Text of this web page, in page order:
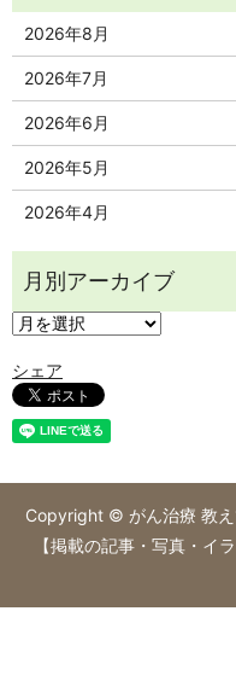
2026年8月
2026年7月
2026年6月
2026年5月
2026年4月
シェア
Copyright © がん治療 教
【掲載の記事・写真・イ